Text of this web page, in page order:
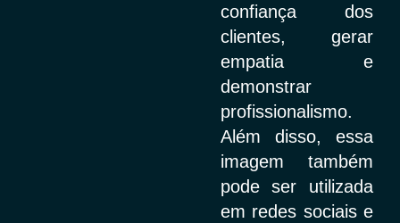
confiança dos
clientes, gerar
empatia e
demonstrar
profissionalismo.
Além disso, essa
imagem também
pode ser utilizada
em redes sociais e